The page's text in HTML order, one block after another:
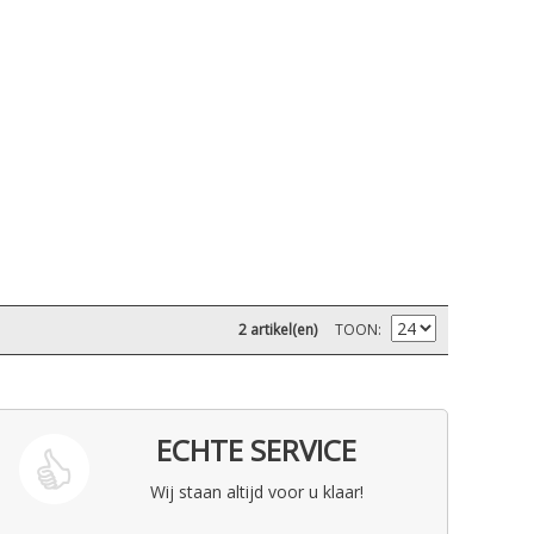
2 artikel(en) TOON
ECHTE SERVICE
Wij staan altijd voor u klaar!